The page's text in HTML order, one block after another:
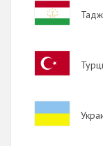
Image
Image